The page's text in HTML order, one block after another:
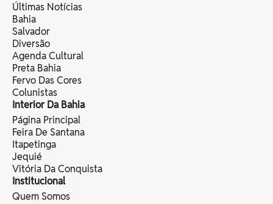
Últimas Notícias
Bahia
Salvador
Diversão
Agenda Cultural
Preta Bahia
Fervo Das Cores
Colunistas
Interior Da Bahia
Página Principal
Feira De Santana
Itapetinga
Jequié
Vitória Da Conquista
Institucional
Quem Somos